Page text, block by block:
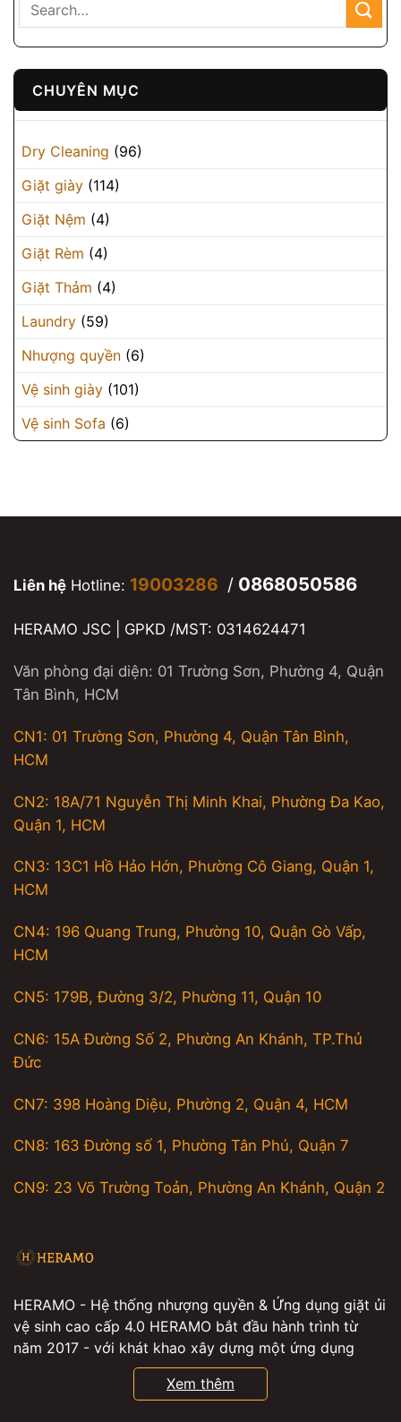
CHUYÊN MỤC
Dry Cleaning (96)
Giặt giày (114)
Giặt Nệm (4)
Giặt Rèm (4)
Giặt Thảm (4)
Laundry (59)
Nhượng quyền (6)
Vệ sinh giày (101)
Vệ sinh Sofa (6)
Liên hệ Hotline: 19003286 / 0868050586
HERAMO JSC | GPKD /MST: 0314624471
Văn phòng đại diện: 01 Trường Sơn, Phường 4, Quận
Tân Bình, HCM
CN1: 01 Trường Sơn, Phường 4, Quận Tân Bình,
HCM
CN2: 18A/71 Nguyễn Thị Minh Khai, Phường Đa Kao,
Quận 1, HCM
CN3: 13C1 Hồ Hảo Hớn, Phường Cô Giang, Quận 1,
HCM
CN4: 196 Quang Trung, Phường 10, Quận Gò Vấp,
HCM
CN5: 179B, Đường 3/2, Phường 11, Quận 10
CN6: 15A Đường Số 2, Phường An Khánh, TP.Thủ
Đức
CN7: 398 Hoàng Diệu, Phường 2, Quận 4, HCM
CN8: 163 Đường số 1, Phường Tân Phú, Quận 7
CN9: 23 Võ Trường Toản, Phường An Khánh, Quận 2
HERAMO - Hệ thống nhượng quyền & Ứng dụng giặt ủi
vệ sinh cao cấp 4.0 HERAMO bắt đầu hành trình từ
năm 2017 - với khát khao xây dựng một ứng dụng
giúp hàng triệu người có thể đặt các dịch vụ giặt ủi ,
giặt hấp , vệ sinh giày , vệ sinh nhà cửa , vệ sinh máy
Xem thêm